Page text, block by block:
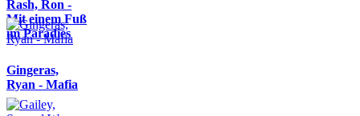
Rash, Ron -
Mit einem Fuß
im Paradies
Gingeras,
Ryan - Mafia